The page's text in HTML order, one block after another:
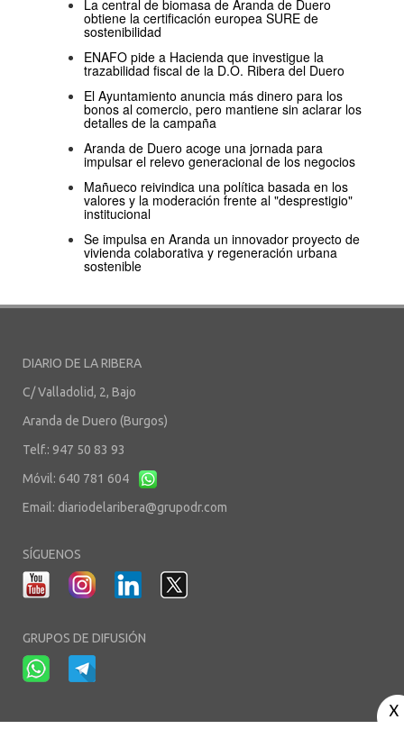
La central de biomasa de Aranda de Duero
obtiene la certificación europea SURE de
sostenibilidad
ENAFO pide a Hacienda que investigue la
trazabilidad fiscal de la D.O. Ribera del Duero
El Ayuntamiento anuncia más dinero para los
bonos al comercio, pero mantiene sin aclarar los
detalles de la campaña
Aranda de Duero acoge una jornada para
impulsar el relevo generacional de los negocios
Mañueco reivindica una política basada en los
valores y la moderación frente al "desprestigio"
institucional
Se impulsa en Aranda un innovador proyecto de
vivienda colaborativa y regeneración urbana
sostenible
DIARIO DE LA RIBERA
C/ Valladolid, 2, Bajo
Aranda de Duero (Burgos)
Telf.: 947 50 83 93
Móvil: 640 781 604
Email: diariodelaribera@grupodr.com
SÍGUENOS
GRUPOS DE DIFUSIÓN